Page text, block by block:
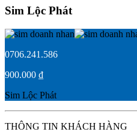
Sim Lộc Phát
0706.241.586
900.000 ₫
Sim Lộc Phát
THÔNG TIN KHÁCH HÀNG